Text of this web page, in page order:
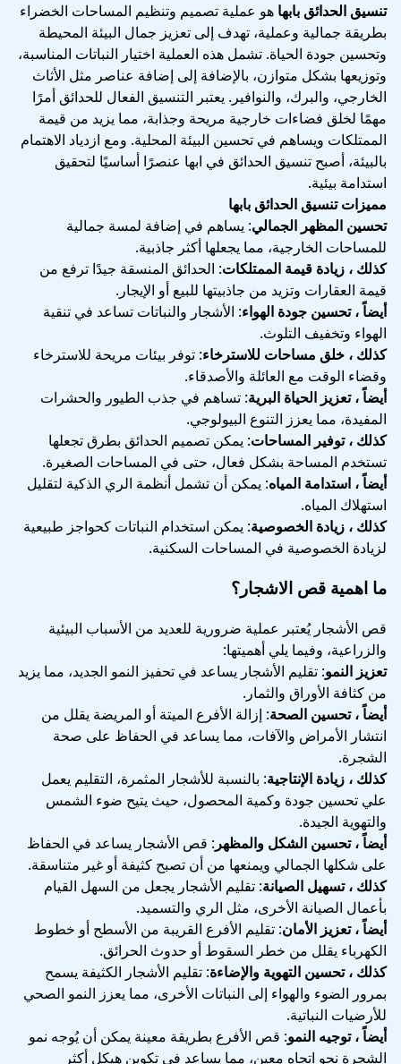
تنسيق الحدائق بابها هو عملية تصميم وتنظيم المساحات الخضراء
بطريقة جمالية وعملية، تهدف إلى تعزيز جمال البيئة المحيطة
وتحسين جودة الحياة. تشمل هذه العملية اختيار النباتات المناسبة،
وتوزيعها بشكل متوازن، بالإضافة إلى إضافة عناصر مثل الأثاث
الخارجي، والبرك، والنوافير. يعتبر التنسيق الفعال للحدائق أمرًا
مهمًا لخلق فضاءات خارجية مريحة وجذابة، مما يزيد من قيمة
الممتلكات ويساهم في تحسين البيئة المحلية. ومع ازدياد الاهتمام
بالبيئة، أصبح تنسيق الحدائق في ابها عنصرًا أساسيًا لتحقيق
استدامة بيئية.
مميزات تنسيق الحدائق بابها
تحسين المظهر الجمالي: يساهم في إضافة لمسة جمالية
للمساحات الخارجية، مما يجعلها أكثر جاذبية.
كذلك ، زيادة قيمة الممتلكات: الحدائق المنسقة جيدًا ترفع من
قيمة العقارات وتزيد من جاذبيتها للبيع أو الإيجار.
أيضاً ، تحسين جودة الهواء: الأشجار والنباتات تساعد في تنقية
الهواء وتخفيف التلوث.
كذلك ، خلق مساحات للاسترخاء: توفر بيئات مريحة للاسترخاء
وقضاء الوقت مع العائلة والأصدقاء.
أيضاً ، تعزيز الحياة البرية: تساهم في جذب الطيور والحشرات
المفيدة، مما يعزز التنوع البيولوجي.
كذلك ، توفير المساحات: يمكن تصميم الحدائق بطرق تجعلها
تستخدم المساحة بشكل فعال، حتى في المساحات الصغيرة.
أيضاً ، استدامة المياه: يمكن أن تشمل أنظمة الري الذكية لتقليل
استهلاك المياه.
كذلك ، زيادة الخصوصية: يمكن استخدام النباتات كحواجز طبيعية
لزيادة الخصوصية في المساحات السكنية.
ما اهمية قص الاشجار؟
قص الأشجار يُعتبر عملية ضرورية للعديد من الأسباب البيئية
والزراعية، وفيما يلي أهميتها:
تعزيز النمو: تقليم الأشجار يساعد في تحفيز النمو الجديد، مما يزيد
من كثافة الأوراق والثمار.
أيضاً ، تحسين الصحة: إزالة الأفرع الميتة أو المريضة يقلل من
انتشار الأمراض والآفات، مما يساعد في الحفاظ على صحة
الشجرة.
كذلك ، زيادة الإنتاجية: بالنسبة للأشجار المثمرة، التقليم يعمل
علي تحسين جودة وكمية المحصول، حيث يتيح ضوء الشمس
والتهوية الجيدة.
أيضاً ، تحسين الشكل والمظهر : قص الأشجار يساعد في الحفاظ
على شكلها الجمالي ويمنعها من أن تصبح كثيفة أو غير متناسقة.
كذلك ، تسهيل الصيانة: تقليم الأشجار يجعل من السهل القيام
بأعمال الصيانة الأخرى، مثل الري والتسميد.
أيضاً ، تعزيز الأمان: تقليم الأفرع القريبة من الأسطح أو خطوط
الكهرباء يقلل من خطر السقوط أو حدوث الحرائق.
كذلك ، تحسين التهوية والإضاءة: تقليم الأشجار الكثيفة يسمح
بمرور الضوء والهواء إلى النباتات الأخرى، مما يعزز النمو الصحي
للأرضيات النباتية.
أيضاً ، توجيه النمو: قص الأفرع بطريقة معينة يمكن أن يُوجه نمو
الشجرة نحو اتجاه معين، مما يساعد في تكوين هيكل أكثر